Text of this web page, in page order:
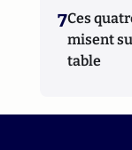
7Ces
misent
table